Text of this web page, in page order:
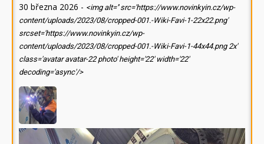
30 března 2026 - <img alt='' src='https://www.novinkyin.cz/wp-
content/uploads/2023/08/cropped-001.-Wiki-Favi-1-22x22.png'
srcset='https://www.novinkyin.cz/wp-
content/uploads/2023/08/cropped-001.-Wiki-Favi-1-44x44.png 2x'
class='avatar avatar-22 photo' height='22' width='22'
decoding='async'/>